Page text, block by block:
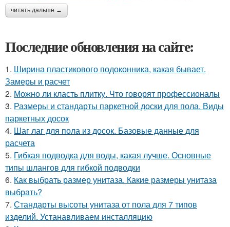
читать дальше →
Последние обновления на сайте:
1. Ширина пластикового подоконника, какая бывает.
Замеры и расчет
2. Можно ли класть плитку. Что говорят профессионалы
3. Размеры и стандарты паркетной доски для пола. Виды
паркетных досок
4. Шаг лаг для пола из досок. Базовые данные для
расчета
5. Гибкая подводка для воды, какая лучше. Основные
типы шлангов для гибкой подводки
6. Как выбрать размер унитаза. Какие размеры унитаза
выбрать?
7. Стандарты высоты унитаза от пола для 7 типов
изделий. Устанавливаем инсталляцию